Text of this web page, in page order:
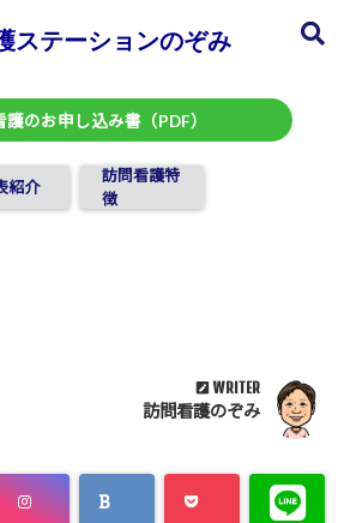
ステーションのぞみ
護のお申し込み書（PDF）
紹介
訪問看護特
徴
WRITER
訪問看護のぞみ